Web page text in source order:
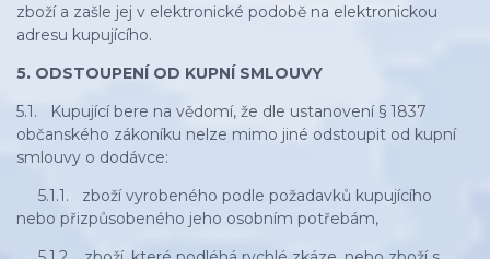
zboží a zašle jej v elektronické podobě na elektronickou
adresu kupujícího.
5. ODSTOUPENÍ OD KUPNÍ SMLOUVY
5.1. Kupující bere na vědomí, že dle ustanovení § 1837
občanského zákoníku nelze mimo jiné odstoupit od kupní
smlouvy o dodávce:
5.1.1. zboží vyrobeného podle požadavků kupujícího
nebo přizpůsobeného jeho osobním potřebám,